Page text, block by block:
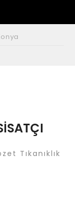
Tıkanıklık